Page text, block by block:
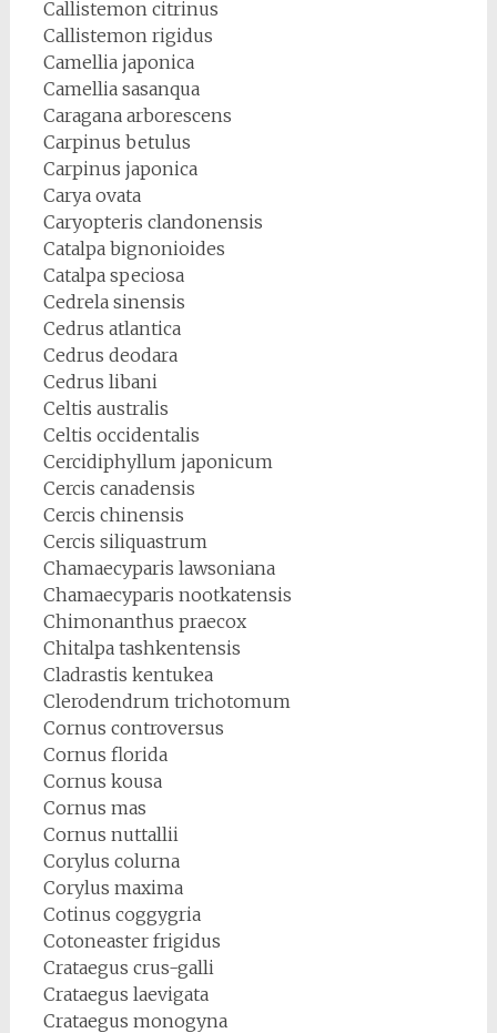
Callistemon citrinus
Callistemon rigidus
Camellia japonica
Camellia sasanqua
Caragana arborescens
Carpinus betulus
Carpinus japonica
Carya ovata
Caryopteris clandonensis
Catalpa bignonioides
Catalpa speciosa
Cedrela sinensis
Cedrus atlantica
Cedrus deodara
Cedrus libani
Celtis australis
Celtis occidentalis
Cercidiphyllum japonicum
Cercis canadensis
Cercis chinensis
Cercis siliquastrum
Chamaecyparis lawsoniana
Chamaecyparis nootkatensis
Chimonanthus praecox
Chitalpa tashkentensis
Cladrastis kentukea
Clerodendrum trichotomum
Cornus controversus
Cornus florida
Cornus kousa
Cornus mas
Cornus nuttallii
Corylus colurna
Corylus maxima
Cotinus coggygria
Cotoneaster frigidus
Crataegus crus-galli
Crataegus laevigata
Crataegus monogyna